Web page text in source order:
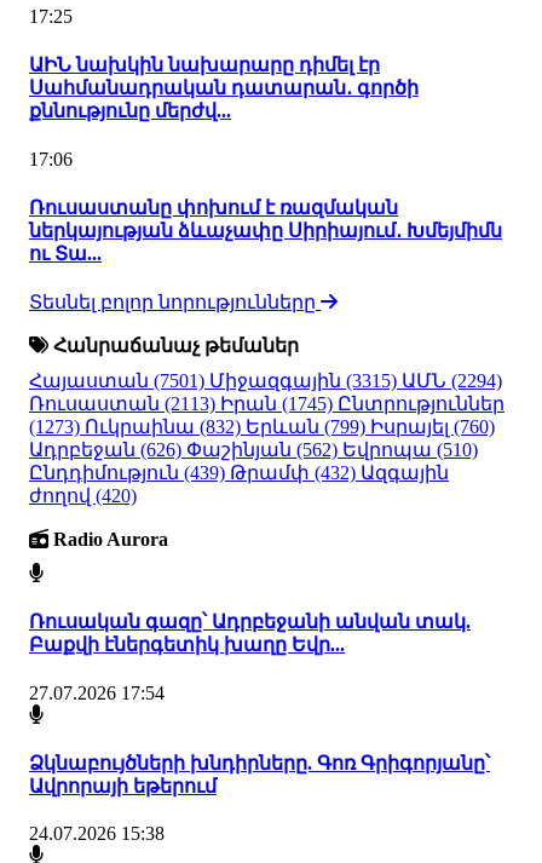
17:25
ԱԻՆ նախկին նախարարը դիմել էր
Սահմանադրական դատարան․ գործի
քննությունը մերժվ...
17:06
Ռուսաստանը փոխում է ռազմական
ներկայության ձևաչափը Սիրիայում․ Խմեյմիմն
ու Տա...
Տեսնել բոլոր նորությունները
Հանրաճանաչ թեմաներ
Հայաստան (7501) Միջազգային (3315) ԱՄՆ (2294)
Ռուսաստան (2113) Իրան (1745) Ընտրություններ
(1273) Ուկրաինա (832) Երևան (799) Իսրայել (760)
Ադրբեջան (626) Փաշինյան (562) Եվրոպա (510)
Ընդդիմություն (439) Թրամփ (432) Ազգային
ժողով (420)
Radio Aurora
Ռուսական գազը՝ Ադրբեջանի անվան տակ.
Բաքվի էներգետիկ խաղը Եվր...
27.07.2026 17:54
Ձկնաբույծների խնդիրները. Գոռ Գրիգորյանը՝
Ավրորայի եթերում
24.07.2026 15:38